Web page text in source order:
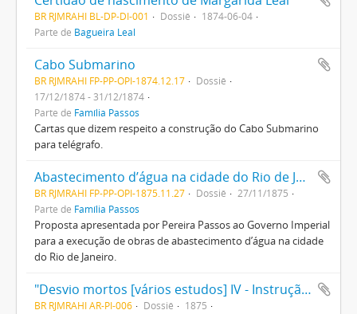
BR RJMRAHI BL-DP-DI-001 Dossiê
1874-06-04
Parte de Bagueira Leal
Cabo Submarino
BR RJMRAHI FP-PP-OPI-1874.12.17
Dossiê
17/12/1874 - 31/12/1874
Parte de Família Passos
Cartas que dizem respeito a construção do Cabo Submarino
para telégrafo.
Abastecimento d’água na cidade do Rio de Janeiro
BR RJMRAHI FP-PP-OPI-1875.11.27 Dossiê
27/11/1875
Parte de Família Passos
Proposta apresentada por Pereira Passos ao Governo Imperial
para a execução de obras de abastecimento d’água na cidade
do Rio de Janeiro.
"Desvio mortos [vários estudos] IV - Instrução pública no Império"
BR RJMRAHI AR-PI-006 Dossiê
1875